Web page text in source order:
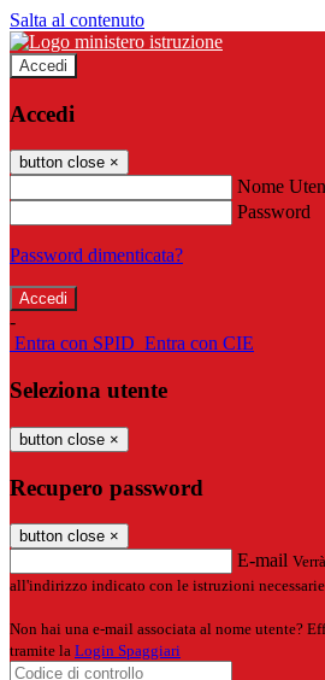
Salta al contenuto
Accedi
Accedi
button close ×
Nome
Password
Password dimenticata?
-
Entra con SPID Entra con CIE
Seleziona utente
button close ×
Recupero password
button close ×
E-mail
all'indirizzo indicato con le istruzioni
Non hai una e-mail associata al nome utente?
tramite la Login Spaggiari